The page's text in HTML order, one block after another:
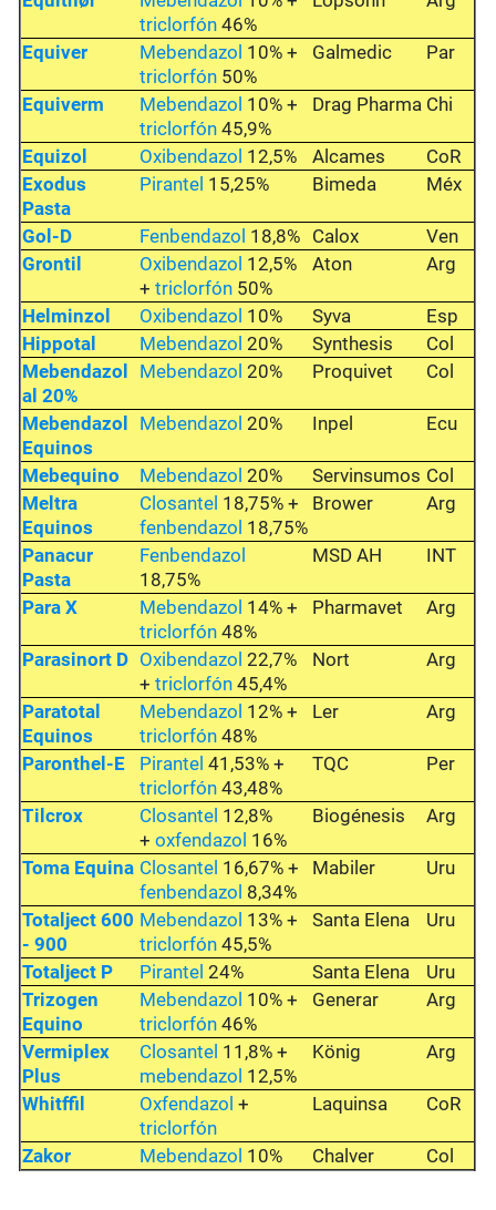
triclorfón 46%
Equiver Mebendazol 10% +
triclorfón 50%
Galmedic Par
Equiverm Mebendazol 10% +
triclorfón 45,9%
Drag Pharma Chi
Equizol Oxibendazol 12,5% Alcames
CoR
Exodus
Pasta
Pirantel 15,25% Bimeda Méx
Gol-D Fenbendazol 18,8% Calox
Ven
Grontil
Oxibendazol 12,5%
+triclorfón 50%
Aton Arg
Helminzol Oxibendazol 10% Syva
Esp
Hippotal
Mebendazol 20% Synthesis
Col
Mebendazol
al 20%
Mebendazol 20% Proquivet Col
Mebendazol
Equinos
Mebendazol 20% Inpel Ecu
Mebequino Mebendazol 20% Servinsumos Col
Meltra
Equinos
Closantel 18,75% +
fenbendazol 18,75%
Brower Arg
Panacur
Pasta
Fenbendazol
18,75%
MSD AH INT
Para X Mebendazol 14% +
triclorfón 48%
Pharmavet Arg
Parasinort D Oxibendazol 22,7%
+triclorfón 45,4%
Nort Arg
Paratotal
Equinos
Mebendazol 12% +
triclorfón 48%
Ler Arg
Paronthel-E Pirantel 41,53% +
triclorfón 43,48%
TQC Per
Tilcrox Closantel 12,8%
+oxfendazol 16%
Biogénesis Arg
Toma Equina Closantel 16,67% +
fenbendazol 8,34%
Mabiler Uru
Totalject 600
- 900
Mebendazol 13% +
triclorfón 45,5%
Santa Elena Uru
Totalject P Pirantel 24% Santa Elena
Uru
Trizogen
Equino
Mebendazol 10% +
triclorfón 46%
Generar Arg
Vermiplex
Plus
Closantel 11,8% +
mebendazol 12,5%
König Arg
Whitffil Oxfendazol +
triclorfón
Laquinsa CoR
Zakor Mebendazol 10% Chalver Col